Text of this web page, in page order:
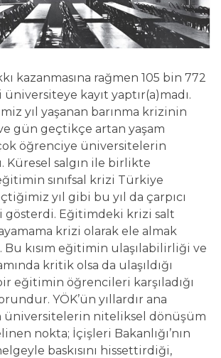
kazanmasına rağmen 105 bin 772
kayıt yaptır(a)madı.
yıl yaşanan barınma krizinin
gün geçtikçe artan yaşam
öğrenciye üniversitelerin
Küresel salgın ile birlikte
sınıfsal krizi Türkiye
yıl gibi bu yıl da çarpıcı
gösterdi. Eğitimdeki krizi salt
krizi olarak ele almak
Bu kısım eğitimin ulaşılabilirliği ve
kritik olsa da ulaşıldığı
eğitimin öğrencileri karşıladığı
YÖK’ün yıllardır ana
üniversitelerin niteliksel dönüşüm
nokta; İçişleri Bakanlığı’nın
baskısını hissettirdiği,